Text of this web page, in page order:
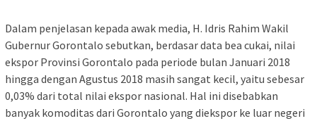
Dalam penjelasan kepada awak media, H. Idris Rahim Wakil
Gubernur Gorontalo sebutkan, berdasar data bea cukai, nilai
ekspor Provinsi Gorontalo pada periode bulan Januari 2018
hingga dengan Agustus 2018 masih sangat kecil, yaitu sebesar
0,03% dari total nilai ekspor nasional. Hal ini disebabkan
banyak komoditas dari Gorontalo yang diekspor ke luar negeri